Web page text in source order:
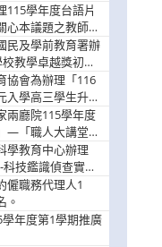
115學年度台語片
心本議題之教師踴
民及學前教育署辦
教學卓越獎初選
踴躍報名
協會為辦理「116
入學高三學生升學
兩廳院115學年度
—「職人大講堂」
鼓勵踴躍報名參
學教育中心辦理
科技鑑識偵查實戰
踴躍報名參加。
僱職務代理人1
。
年度第1學期推廣